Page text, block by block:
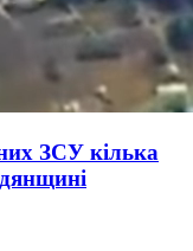
ЗСУ кілька